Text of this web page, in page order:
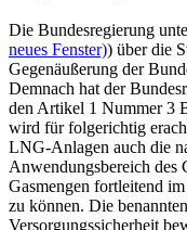
Die Bundesregierung
neues Fenster)) über die
Gegenäußerung der
Demnach hat der
den Artikel 1 Nummer 3
wird für folgerichtig
LNG-Anlagen auch die
Anwendungsbereich des
Gasmengen fortleitend
zu können. Die
Versorgungssicherheit